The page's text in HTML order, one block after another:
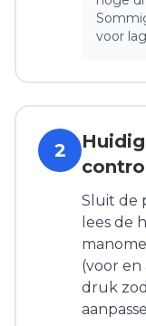
voor
2
Sluit de
lees de
(voor
druk